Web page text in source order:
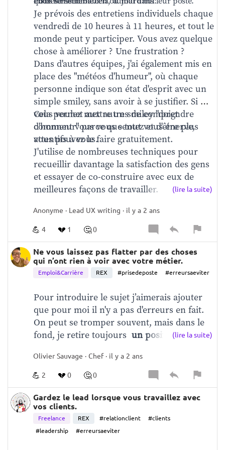
x-de-la-refonte-dairbnb%2F . (avec un bon
PMM) En fin de compte, il est préférable
de prendre des précautions pour éviter de
dépenser de l'argent en réalisant des
changements qui se révéleront contre-
productifs. La prudence est de mise, quel
que soit le niveau de trafic, car le
mécontentement des utilisateurs peut
rapidement devenir un problème majeur et
faire le bonheur de la compétition."
Je prévois des entretiens individuels chaque
vendredi de 10 heures à 11 heures, et tout le
monde peut y participer. Vous avez quelque
Dans d'autres équipes, j'ai également mis en
place des "météos d'humeur", où chaque
personne indique son état d'esprit avec un
simple smiley, sans avoir à se justifier. Si
vous voulez mettre un smiley "doigt
d'honneur" parce que tout vous énerve,
Cela permet aux autres de comprendre
comment vous vous sentez et d'être plus
attentifs à vous.
J'utilise de nombreuses techniques pour
recueillir davantage la satisfaction des gens
et essayer de co-construire avec eux de
je me contentais de penser : "De toute façon, tout
se passera bien, nous ne sommes pas des
méchants." Évidemment, cette approche était
très insuffisante. C'est une leçon que je retiens,
car aujourd'hui, lorsque j'exerce un rôle de
manager, j'ai beaucoup progressé sur ce point.
(lire la suite)
Anonyme · Lead UX writing · il y a 2 ans
💪 4 💔 1 🤔0
Ne vous laissez pas flatter par des choses
qui n’ont rien à voir avec votre métier.
Emploi&Carrière REX #prisedeposte #erreursaeviter
Pour introduire le sujet j’aimerais ajouter
que pour moi il n'y a pas d'erreurs en fait.
On peut se tromper souvent, mais dans le
fond, je retire toujours un positif d'un
exemple, je sais qu'à un moment donné,
j'étais pas très bien parce que, j'avais croulé
ma première boîte, et il fallait que je
mange. Il a fallu 2-3 mois pour rebondir
quand ça m'est arrivé ça, on m'a attiré dans
une grosse boîte, vraiment une énorme
boîte, une entreprise nationale, qui était un
(lire la suite)
Olivier Sauvage · Chef · il y a 2 ans
💪 2 💔 0 🤔0
Gardez le lead lorsque vous travaillez avec
vos clients.
Freelance REX #relationclient
#clients
#leadership
#erreursaeviter